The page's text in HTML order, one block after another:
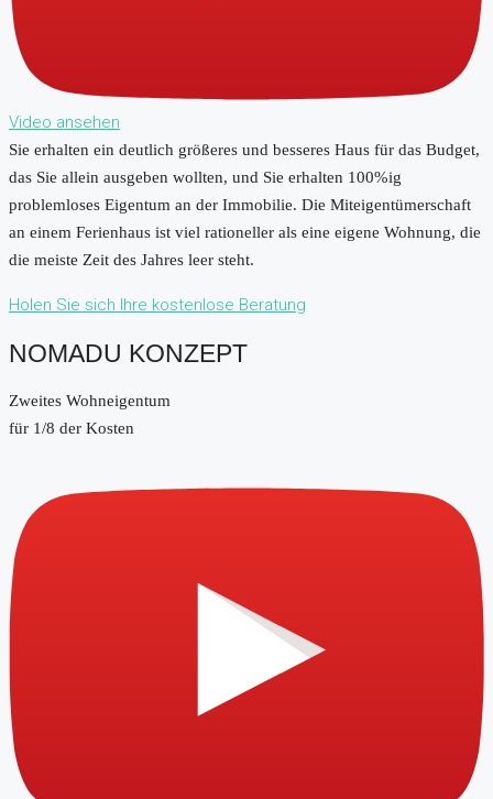
Video ansehen
Sie erhalten ein deutlich größeres und besseres Haus für das Budget,
das Sie allein ausgeben wollten, und Sie erhalten 100%ig
problemloses Eigentum an der Immobilie. Die Miteigentümerschaft
an einem Ferienhaus ist viel rationeller als eine eigene Wohnung, die
die meiste Zeit des Jahres leer steht.
Holen Sie sich Ihre kostenlose Beratung
NOMADU KONZEPT
Zweites Wohneigentum
für 1/8 der Kosten